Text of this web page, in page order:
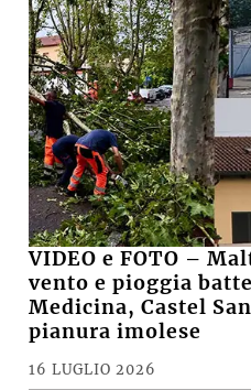
VIDEO e FOTO –
vento e pioggia
Medicina, Castel
pianura imolese
16 LUGLIO 2026